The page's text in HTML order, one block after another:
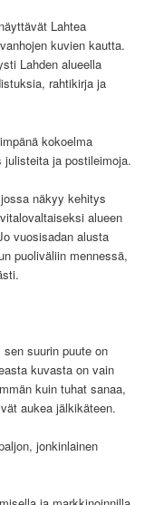
Lahtea
kuvien kautta.
Lahden alueella
rahtikirja ja
kokoelma
ja postileimoja.
näkyy kehitys
alueen
vuosisadan alusta
puoliväliin mennessä,
suurin puute on
kuvasta on vain
kuin tuhat sanaa,
aukea jälkikäteen.
jonkinlainen